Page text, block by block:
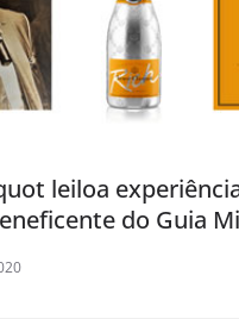
leiloa
do Guia